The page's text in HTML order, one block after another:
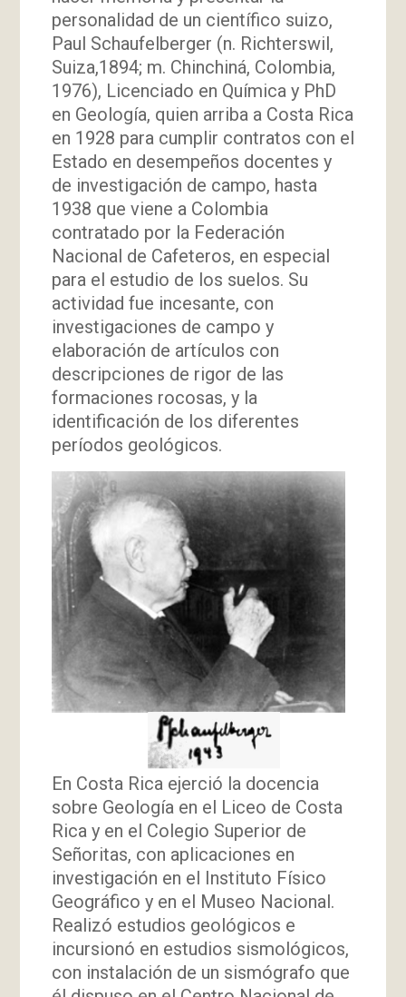
personalidad de un científico suizo,
Paul Schaufelberger (n. Richterswil,
Suiza,1894; m. Chinchiná, Colombia,
1976), Licenciado en Química y PhD
en Geología, quien arriba a Costa Rica
en 1928 para cumplir contratos con el
Estado en desempeños docentes y
de investigación de campo, hasta
1938 que viene a Colombia
contratado por la Federación
Nacional de Cafeteros, en especial
para el estudio de los suelos. Su
actividad fue incesante, con
investigaciones de campo y
elaboración de artículos con
descripciones de rigor de las
formaciones rocosas, y la
identificación de los diferentes
períodos geológicos.
En Costa Rica ejerció la docencia
sobre Geología en el Liceo de Costa
Rica y en el Colegio Superior de
Señoritas, con aplicaciones en
investigación en el Instituto Físico
Geográfico y en el Museo Nacional.
Realizó estudios geológicos e
incursionó en estudios sismológicos,
con instalación de un sismógrafo que